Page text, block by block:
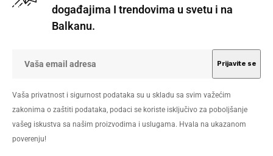
događajima I trendovima u svetu i na
Balkanu.
Vaša privatnost i sigurnost podataka su u skladu sa svim važećim
zakonima o zaštiti podataka, podaci se koriste isključivo za poboljšanje
vašeg iskustva sa našim proizvodima i uslugama. Hvala na ukazanom
poverenju!